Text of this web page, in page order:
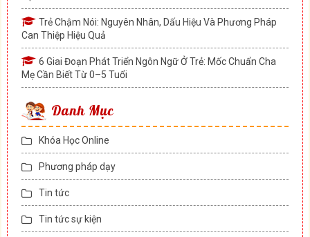
Trẻ Chậm Nói: Nguyên Nhân, Dấu Hiệu Và Phương Pháp
Can Thiệp Hiệu Quả
6 Giai Đoạn Phát Triển Ngôn Ngữ Ở Trẻ: Mốc Chuẩn Cha
Mẹ Cần Biết Từ 0–5 Tuổi
Danh Mục
Khóa Học Online
Phương pháp dạy
Tin tức
Tin tức sự kiện